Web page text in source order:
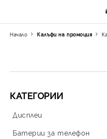
КАТЕГОРИИ
Дисплеи
Дисплеи за Iphone
Батерии за телефон
Начало Калъфи на промоция